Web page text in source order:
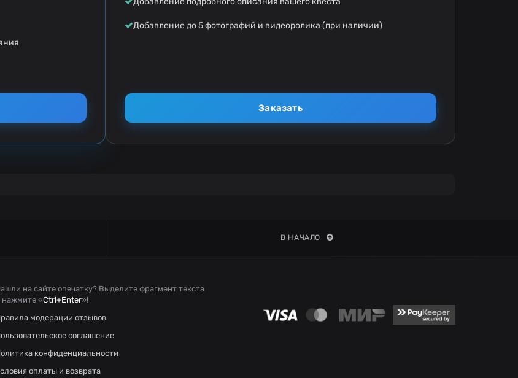
Добавление до 5 фотографий и видеоролика (при наличии)
Заказать
В НАЧАЛО
на сайте опечатку? Выделите фрагмент текста
нажмите «Ctrl+Enter»!
модерации отзывов
соглашение
конфиденциальности
оплаты и возврата